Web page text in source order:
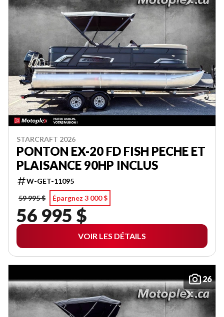
STARCRAFT 2026
PONTON EX-20 FD FISH PECHE ET
PLAISANCE 90HP INCLUS
W-GET-11095
59 995 $
Épargnez 3 000 $
56 995 $
VOIR LES DÉTAILS
26